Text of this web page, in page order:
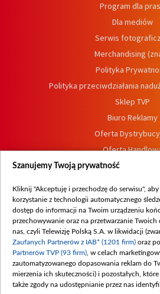
Program dla
Dla mediów
Serwis
Merchandising
Polityka
Polityka przeciwdziałania
Sklep TVP
Biuro Reklamy
Oferta
Oferta
Dostępność
Procedura zgłoszeń
Szanujemy Twoją prywatność
Kliknij "Akceptuję i przechodzę do serwisu",
korzystanie z technologii automatycznego
dostęp do informacji na Twoim urządzeniu
przechowywanie oraz na przetwarzanie
nas, czyli Telewizję Polską S.A. w likwidacji
Zaufanych Partnerów z IAB* (1201 firm) oraz
Partnerów TVP (93 firm) , w celach
zautomatyzowanego dopasowania reklam do
mierzenia ich skuteczności) i pozostałych,
także zgody na udostępnianie przez nas